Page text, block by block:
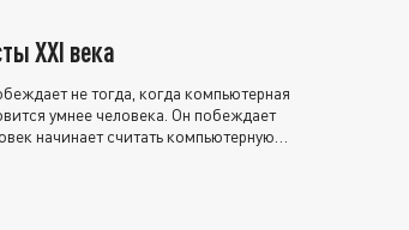
XXI века
не тогда, когда компьютерная
умнее человека. Он побеждает
начинает считать компьютерную